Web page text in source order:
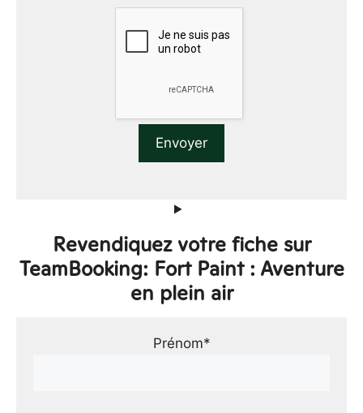
Revendiquez votre fiche sur
TeamBooking: Fort Paint : Aventure
en plein air
Prénom*